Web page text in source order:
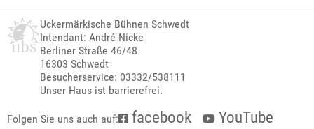
Uckermärkische Bühnen Schwedt
Intendant: André Nicke
Berliner Straße 46/48
16303 Schwedt
Besucherservice: 03332/538111
Unser Haus ist barrierefrei.
Folgen Sie uns auch auf: facebook
YouTube